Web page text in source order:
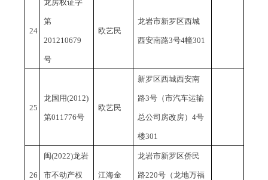
24
龙房权证字
第
201210679
号
欧艺民
龙岩市新罗区西城
西安南路3号4幢301
25
龙国用(2012)
第011776号
欧艺民
新罗区西城西安南
路3号（市汽车运输
总公司房改房）4号
楼301
26
闽(2022)龙岩
市不动产权 江海金
龙岩市新罗区侨民
路220号（龙地万福